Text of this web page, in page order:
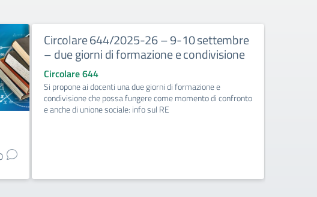
Circolare 644/2025-26 – 9-10 settembre
– due giorni di formazione e condivisione
Circolare 644
Si propone ai docenti una due giorni di formazione e
condivisione che possa fungere come momento di confronto
e anche di unione sociale: info sul RE